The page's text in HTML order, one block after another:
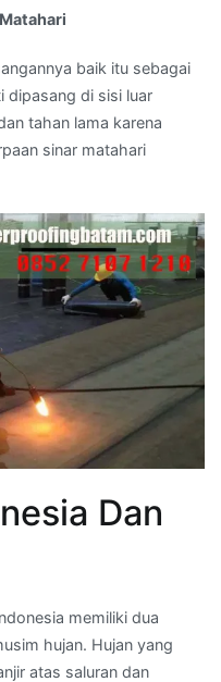
baik itu sebagai
dipasang di sisi luar
tahan lama karena
sinar matahari
Dan
memiliki dua
hujan. Hujan yang
atas saluran dan